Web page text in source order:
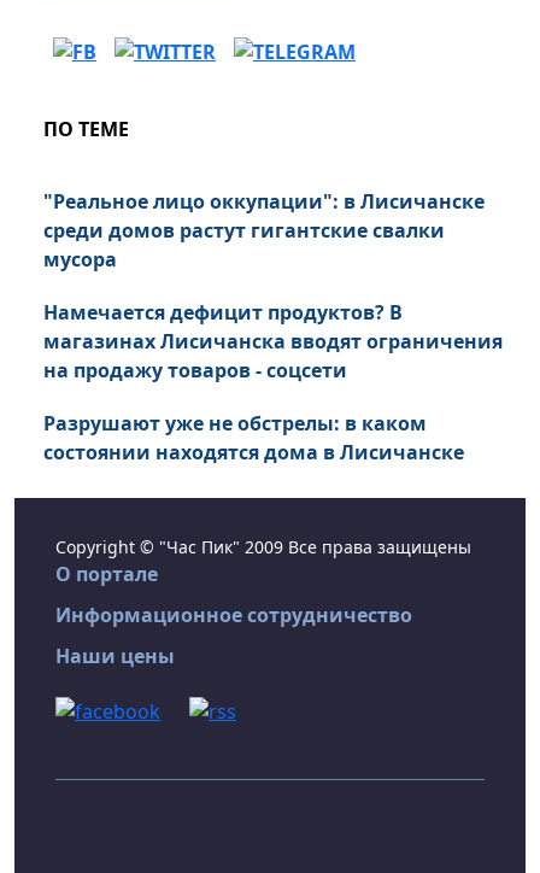
ПО ТЕМЕ
"Реальное лицо оккупации": в Лисичанске
среди домов растут гигантские свалки
мусора
Намечается дефицит продуктов? В
магазинах Лисичанска вводят ограничения
на продажу товаров - соцсети
Разрушают уже не обстрелы: в каком
состоянии находятся дома в Лисичанске
Copyright © "Час Пик" 2009 Все права защищены
О портале
Информационное сотрудничество
Наши цены